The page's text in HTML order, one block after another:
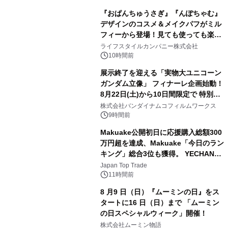
『おぱんちゅうさぎ』『んぽちゃむ』
デザインのコスメ＆メイクパフがミル
フィーから登場！見ても使っても楽し
い、ポップでキュートなコレクショ
ン。
ライフスタイルカンパニー株式会社
10時間前
展示終了を迎える「実物大ユニコーン
ガンダム立像」 フィナーレ企画始動！
8月22日(土)から10日間限定で 特別映
像『UNICORN GUNDAM Statue ―
BEYOND POSSIBILITY ―』を上映！
株式会社バンダイナムコフィルムワークス
9時間前
Makuake公開初日に応援購入総額300
万円超を達成、Makuake「今日のラン
キング」総合3位も獲得。 YECHAN音
浴シンギングボウル第2弾の大型サイ
ズ（XL・2XL・3XL）を先行販売中
Japan Top Trade
11時間前
8 月9 日（日）『ムーミンの日』をス
タートに16 日（日）まで 「ムーミン
の日スペシャルウィーク」開催！
株式会社ムーミン物語